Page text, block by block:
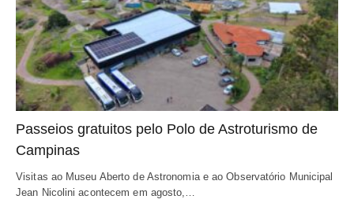
Passeios gratuitos pelo Polo de Astroturismo de
Campinas
Visitas ao Museu Aberto de Astronomia e ao Observatório Municipal
Jean Nicolini acontecem em agosto,…